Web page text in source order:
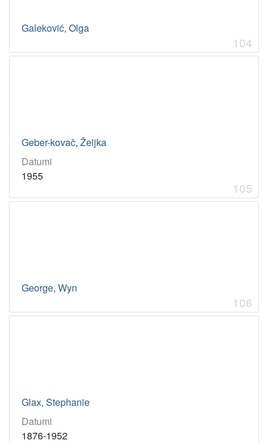
Galeković, Olga
104
Geber-kovač, Željka
Datumi
1955
105
George, Wyn
106
Glax, Stephanie
Datumi
1876-1952